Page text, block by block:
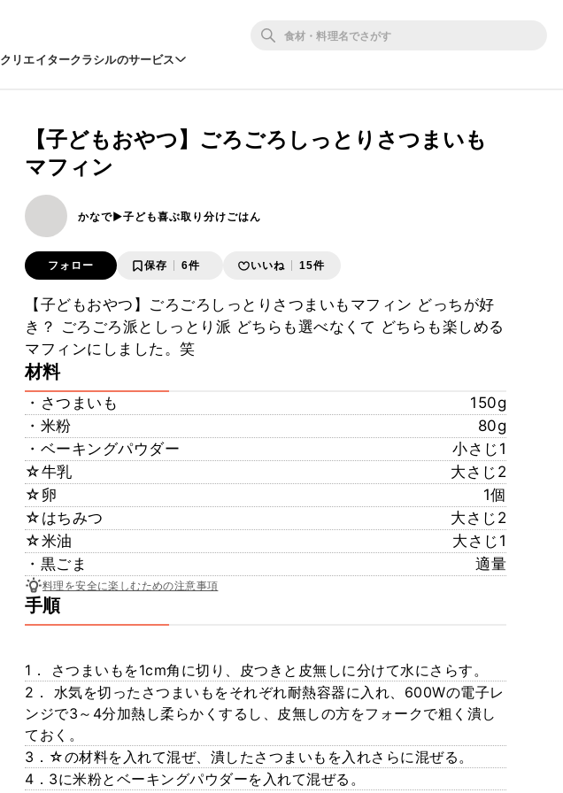
クリエイタークラシルのサービス
【子どもおやつ】ごろごろしっとりさつまいも
マフィン
かなで▶︎子ども喜ぶ取り分けごはん
フォロー 保存 6件 いいね 15件
【子どもおやつ】ごろごろしっとりさつまいもマフィン どっちが好
き？ ごろごろ派としっとり派 どちらも選べなくて どちらも楽しめる
マフィンにしました。笑
材料
・さつまいも
150g
・米粉
80g
・ベーキングパウダー
小さじ1
☆牛乳
大さじ2
☆卵
1個
☆はちみつ
大さじ2
☆米油
大さじ1
・黒ごま
適量
料理を安全に楽しむための注意事項
手順
1． さつまいもを1cm角に切り、皮つきと皮無しに分けて水にさらす。
2． 水気を切ったさつまいもをそれぞれ耐熱容器に入れ、600Wの電子レ
ンジで3～4分加熱し柔らかくするし、皮無しの方をフォークで粗く潰し
ておく。
3．☆の材料を入れて混ぜ、潰したさつまいもを入れさらに混ぜる。
4．3に米粉とベーキングパウダーを入れて混ぜる。